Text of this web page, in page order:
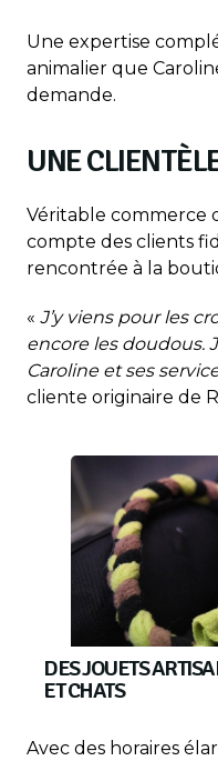
Une expertise
animalier que
demande.
UNE
Véritable commerce
compte des clients
rencontrée à la
« J’y viens pour les
encore les doudous.
Caroline et ses
cliente originaire de
DES JOUETS
ET CHATS
Avec des horaires